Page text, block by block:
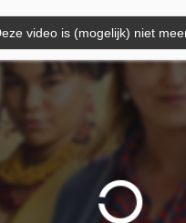
video is (mogelijk) niet